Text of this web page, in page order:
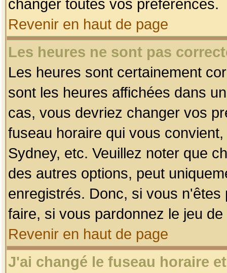
changer toutes vos préférences.
Revenir en haut de page
Les heures ne sont pas
Les heures sont certainement
sont les heures affichées dans
cas, vous devriez changer vos
fuseau horaire qui vous
Sydney, etc. Veuillez noter que
des autres options, peut
enregistrés. Donc, si vous
faire, si vous pardonnez le jeu
Revenir en haut de page
J'ai changé le fuseau horaire